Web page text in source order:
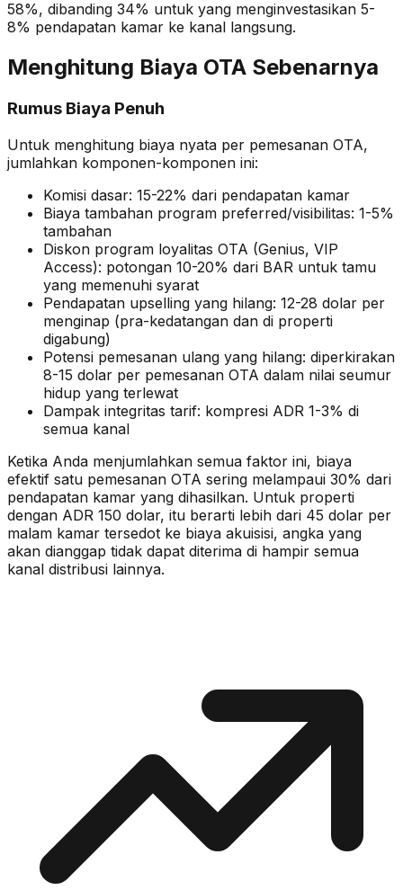
58%, dibanding 34% untuk yang menginvestasikan 5-
8% pendapatan kamar ke kanal langsung.
Menghitung Biaya OTA Sebenarnya
Rumus Biaya Penuh
Untuk menghitung biaya nyata per pemesanan OTA,
jumlahkan komponen-komponen ini:
Komisi dasar: 15-22% dari pendapatan kamar
Biaya tambahan program preferred/visibilitas: 1-5%
tambahan
Diskon program loyalitas OTA (Genius, VIP
Access): potongan 10-20% dari BAR untuk tamu
yang memenuhi syarat
Pendapatan upselling yang hilang: 12-28 dolar per
menginap (pra-kedatangan dan di properti
digabung)
Potensi pemesanan ulang yang hilang: diperkirakan
8-15 dolar per pemesanan OTA dalam nilai seumur
hidup yang terlewat
Dampak integritas tarif: kompresi ADR 1-3% di
semua kanal
Ketika Anda menjumlahkan semua faktor ini, biaya
efektif satu pemesanan OTA sering melampaui 30% dari
pendapatan kamar yang dihasilkan. Untuk properti
dengan ADR 150 dolar, itu berarti lebih dari 45 dolar per
malam kamar tersedot ke biaya akuisisi, angka yang
akan dianggap tidak dapat diterima di hampir semua
kanal distribusi lainnya.